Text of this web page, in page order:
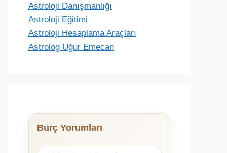
Astroloji Danışmanlığı
Astroloji Eğitimi
Astroloji Hesaplama Araçları
Astrolog Uğur Emecan
Burç Yorumları